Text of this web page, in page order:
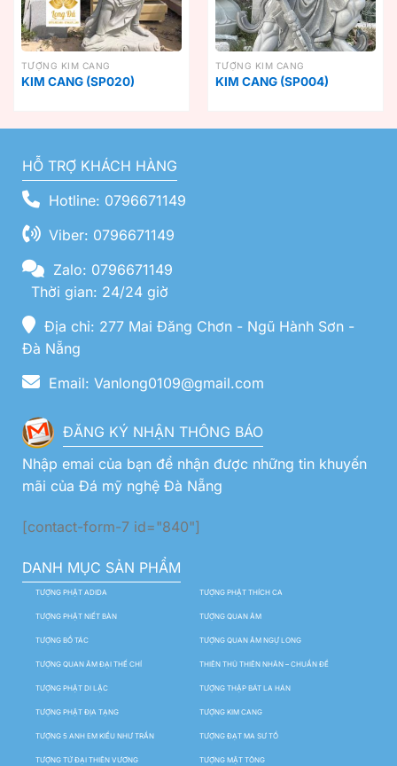
TƯỢNG KIM CANG
KIM CANG (SP020)
TƯỢNG KIM CANG
KIM CANG (SP004)
HỖ TRỢ KHÁCH HÀNG
Hotline: 0796671149
Viber: 0796671149
Zalo: 0796671149
Thời gian: 24/24 giờ
Địa chỉ: 277 Mai Đăng Chơn - Ngũ Hành Sơn -
Đà Nẵng
Email: Vanlong0109@gmail.com
ĐĂNG KÝ NHẬN THÔNG BÁO
Nhập emai của bạn để nhận được những tin khuyến
mãi của Đá mỹ nghệ Đà Nẵng
[contact-form-7 id="840"]
DANH MỤC SẢN PHẨM
TƯỢNG PHẬT ADIDA TƯỢNG PHẬT THÍCH CA
TƯỢNG PHẬT NIẾT BÀN TƯỢNG QUAN ÂM
TƯỢNG BỒ TÁC TƯỢNG QUAN ÂM NGỰ LONG
TƯỢNG QUAN ÂM ĐẠI THẾ CHÍ THIÊN THỦ THIÊN NHÃN – CHUẨN ĐỀ
TƯỢNG PHẬT DI LẶC TƯỢNG THẬP BÁT LA HÁN
TƯỢNG PHẬT ĐỊA TẠNG TƯỢNG KIM CANG
TƯỢNG 5 ANH EM KIỀU NHƯ TRẦN TƯỢNG ĐẠT MA SƯ TỔ
TƯỢNG TỨ ĐẠI THIÊN VƯƠNG TƯỢNG MẬT TÔNG